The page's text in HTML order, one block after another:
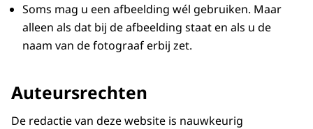
Soms mag u een afbeelding wél gebruiken. Maar
alleen als dat bij de afbeelding staat en als u de
naam van de fotograaf erbij zet.
Auteursrechten
De redactie van deze website is nauwkeurig